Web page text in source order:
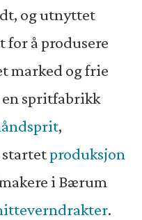
og utnyttet
for å produsere
marked og frie
spritfabrikk
,
startetproduksjon
i Bærum
.